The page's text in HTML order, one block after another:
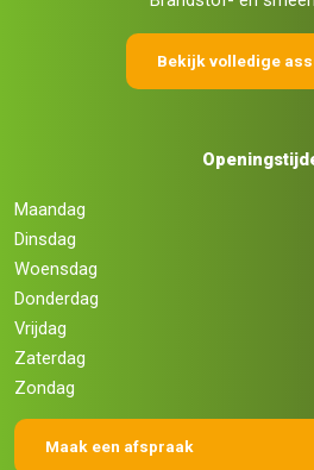
Bekijk volledige
Maandag
Dinsdag
Woensdag
Donderdag
Vrijdag
Zaterdag
Zondag
Maak een afspraak